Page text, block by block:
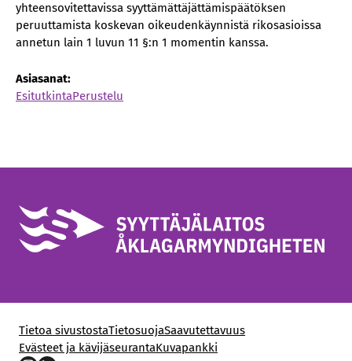
yhteensovitettavissa syyttämättäjättämispäätöksen
peruuttamista koskevan oikeudenkäynnistä rikosasioissa
annetun lain 1 luvun 11 §:n 1 momentin kanssa.
Asiasanat:
EsitutkintaPerustelu
Tietoa sivustostaTietosuojaSaavutettavuus
Evästeet ja kävijäseurantaKuvapankki